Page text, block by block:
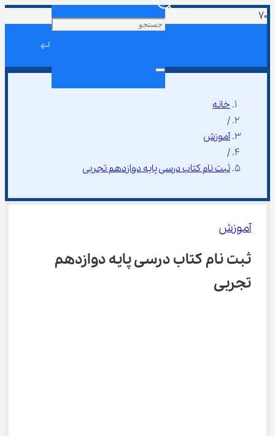
↵
خانه
/
آموزش
/
ثبت نام کتاب درسی پایه دوازدهم تجربی
آموزش
ثبت نام کتاب درسی پایه دوازدهم
تجربی